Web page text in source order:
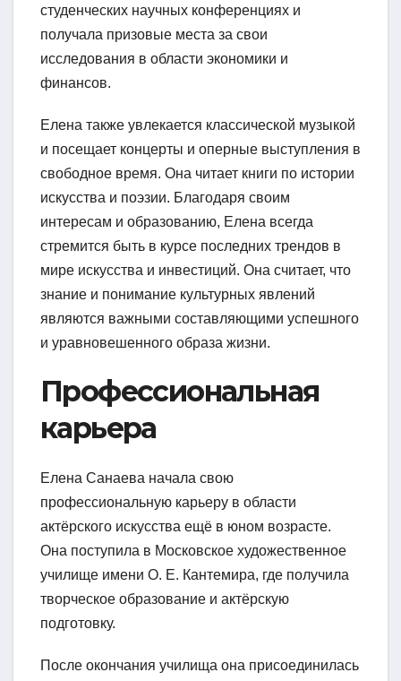
студенческих научных конференциях и
получала призовые места за свои
исследования в области экономики и
финансов.
Елена также увлекается классической музыкой
и посещает концерты и оперные выступления в
свободное время. Она читает книги по истории
искусства и поэзии. Благодаря своим
интересам и образованию, Елена всегда
стремится быть в курсе последних трендов в
мире искусства и инвестиций. Она считает, что
знание и понимание культурных явлений
являются важными составляющими успешного
и уравновешенного образа жизни.
Профессиональная
карьера
Елена Санаева начала свою
профессиональную карьеру в области
актёрского искусства ещё в юном возрасте.
Она поступила в Московское художественное
училище имени О. Е. Кантемира, где получила
творческое образование и актёрскую
подготовку.
После окончания училища она присоединилась